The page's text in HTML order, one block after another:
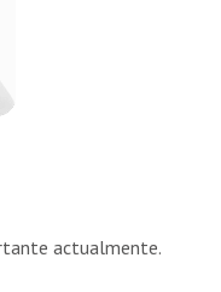
actualmente.